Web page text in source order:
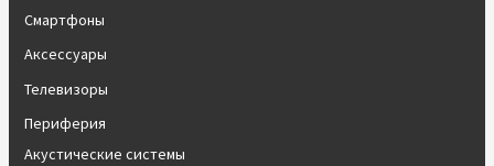
Смартфоны
Аксессуары
Телевизоры
Периферия
Акустические системы